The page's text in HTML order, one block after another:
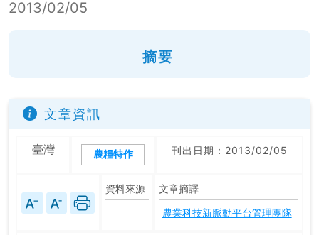
2013/02/05
摘要
文章資訊
臺灣 農糧特作 刊出日期：2013/02/05
資料來源
文章摘譯
農業科技新脈動平台管理團隊